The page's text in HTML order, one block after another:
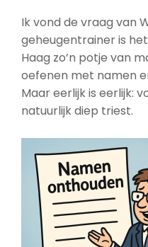
Ik vond de vraag van
geheugentrainer is
Haag zo’n potje van
oefenen met namen
Maar eerlijk is eerlijk:
natuurlijk diep triest.